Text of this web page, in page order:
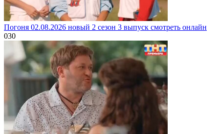
Погоня 02.08.2026 новый 2 сезон 3 выпуск смотреть онлайн
030